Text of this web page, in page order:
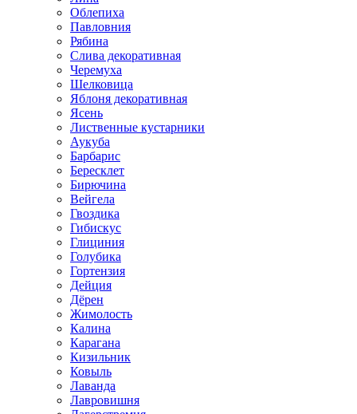
Облепиха
Павловния
Рябина
Слива декоративная
Черемуха
Шелковица
Яблоня декоративная
Ясень
Лиственные кустарники
Аукуба
Барбарис
Бересклет
Бирючина
Вейгела
Гвоздика
Гибискус
Глициния
Голубика
Гортензия
Дейция
Дёрен
Жимолость
Калина
Карагана
Кизильник
Ковыль
Лаванда
Лавровишня